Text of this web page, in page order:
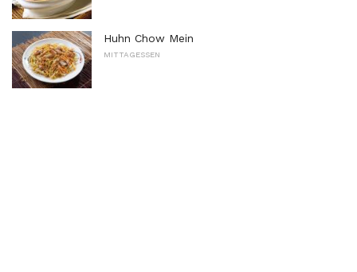
Huhn Chow Mein
MITTAGESSEN